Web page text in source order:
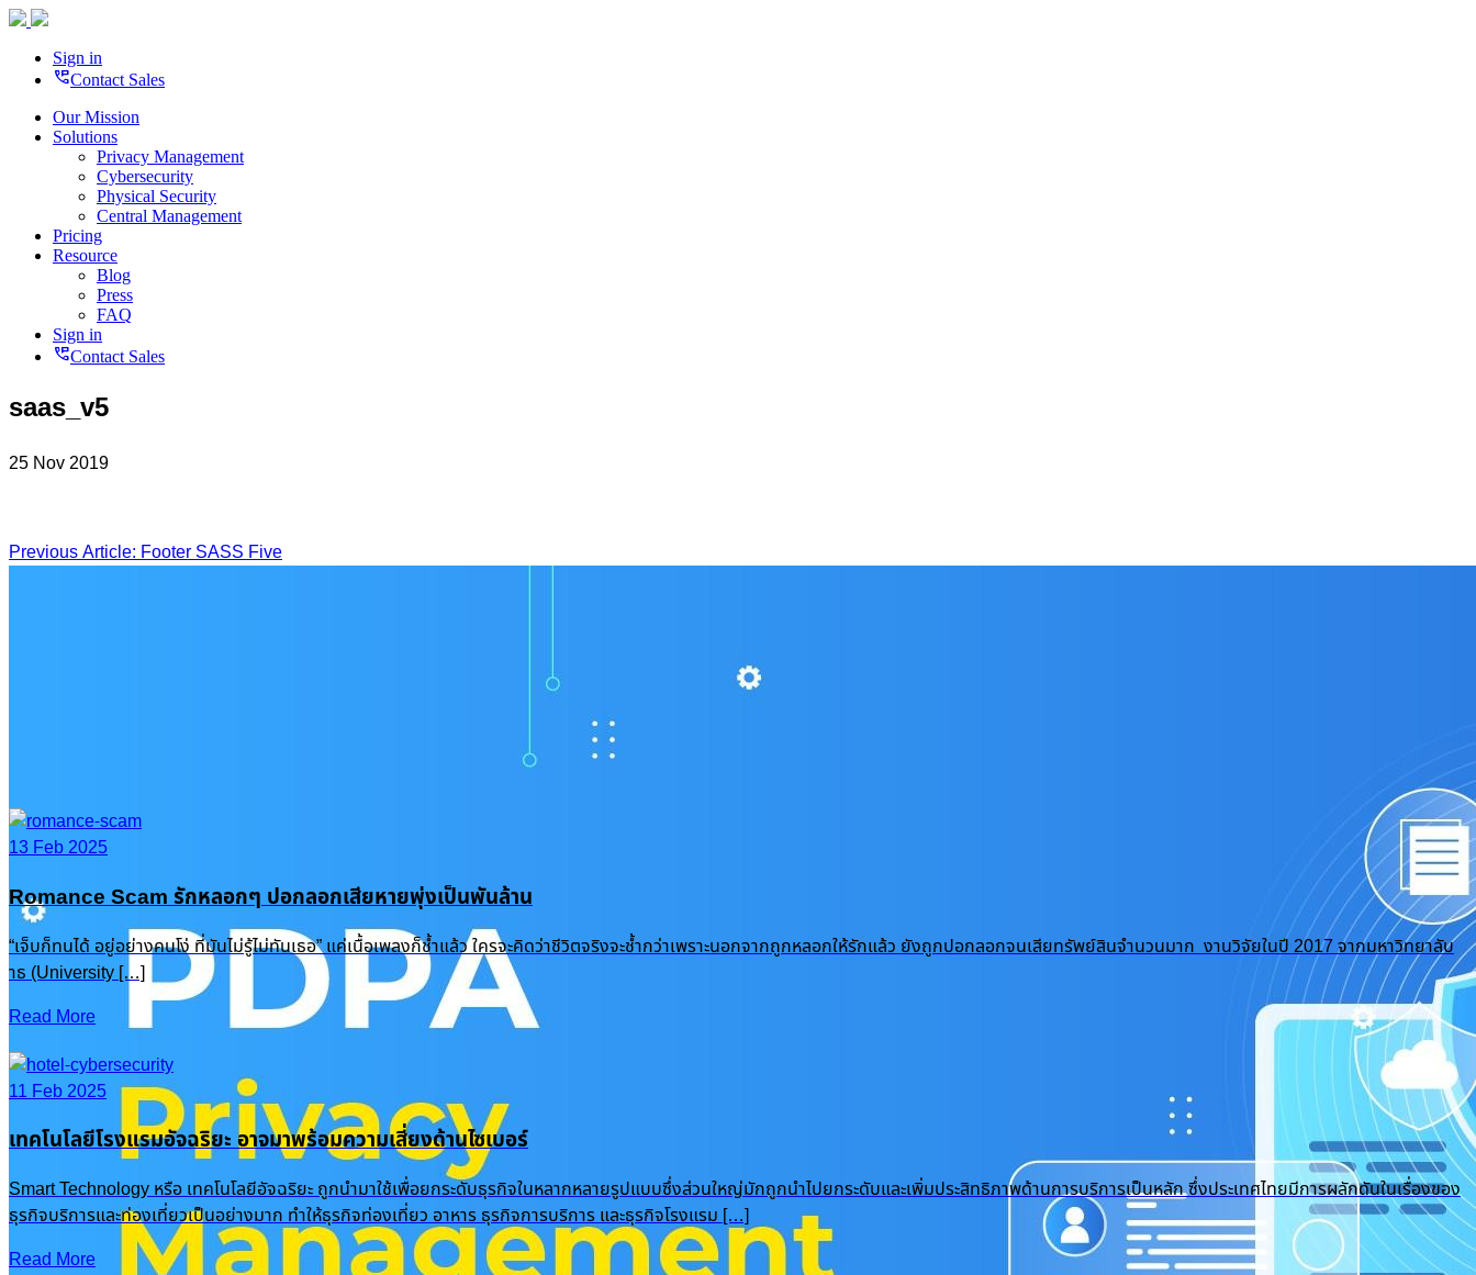
Sign in
perm_phone_msgContact Sales
Our Mission
Solutions
Privacy Management
Cybersecurity
Physical Security
Central Management
Pricing
Resource
Blog
Press
FAQ
Sign in
perm_phone_msgContact Sales
saas_v5
25 Nov 2019
Post
Previous Article: Footer SASS Five
13 Feb 2025
Romance Scam รักหลอกๆ ปอกลอกเสียหายพุ่งเป็นพันล้าน
“เจ็บก็ทนได้ อยู่อย่างคนโง่ ที่มันไม่รู้ไม่ทันเธอ” แค่เนื้อเพลงก็ช้ำแล้ว ใครจะคิดว่าชีวิตจริงจะช้ำกว่าเพราะนอกจากถูกหลอกให้รักแล้ว ยังถูกปอกลอกจนเสียทรัพย์สินจำนวนมาก งานวิจัยในปี 2017 จากมหาวิทยาลับ
าธ (University […]
Read More
11 Feb 2025
เทคโนโลยีโรงแรมอัจฉริยะ อาจมาพร้อมความเสี่ยงด้านไซเบอร์
Smart Technology หรือ เทคโนโลยีอัจฉริยะ ถูกนำมาใช้เพื่อยกระดับธุรกิจในหลากหลายรูปแบบซึ่งส่วนใหญ่มักถูกนำไปยกระดับและเพิ่มประสิทธิภาพด้านการบริการเป็นหลัก ซึ่งประเทศไทยมีการผลักดันในเรื่องของ
ธุรกิจบริการและท่องเที่ยวเป็นอย่างมาก ทำให้ธุรกิจท่องเที่ยว อาหาร ธุรกิจการบริการ และธุรกิจโรงแรม […]
Read More